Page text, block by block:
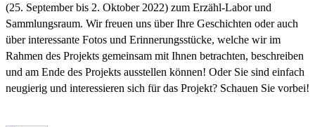
(25. September bis 2. Oktober 2022) zum Erzähl-Labor und
Sammlungsraum. Wir freuen uns über Ihre Geschichten oder auch
über interessante Fotos und Erinnerungsstücke, welche wir im
Rahmen des Projekts gemeinsam mit Ihnen betrachten, beschreiben
und am Ende des Projekts ausstellen können! Oder Sie sind einfach
neugierig und interessieren sich für das Projekt? Schauen Sie vorbei!